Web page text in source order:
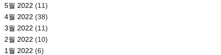
5월 2022 (11)
4월 2022 (38)
3월 2022 (11)
2월 2022 (10)
1월 2022 (6)